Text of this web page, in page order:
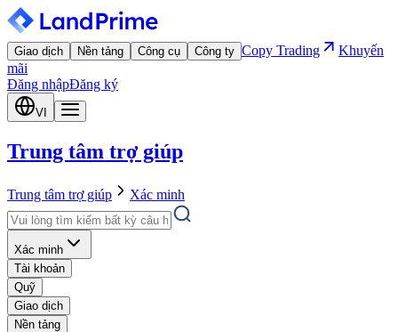
Giao dịch Nền tảng Công cụ Công ty Copy Trading
Khuyến
mãi
Đăng nhậpĐăng ký
VI
Trung tâm trợ giúp
Trung tâm trợ giúp Xác minh
Xác minh
Tài khoản
Quỹ
Giao dịch
Nền tảng